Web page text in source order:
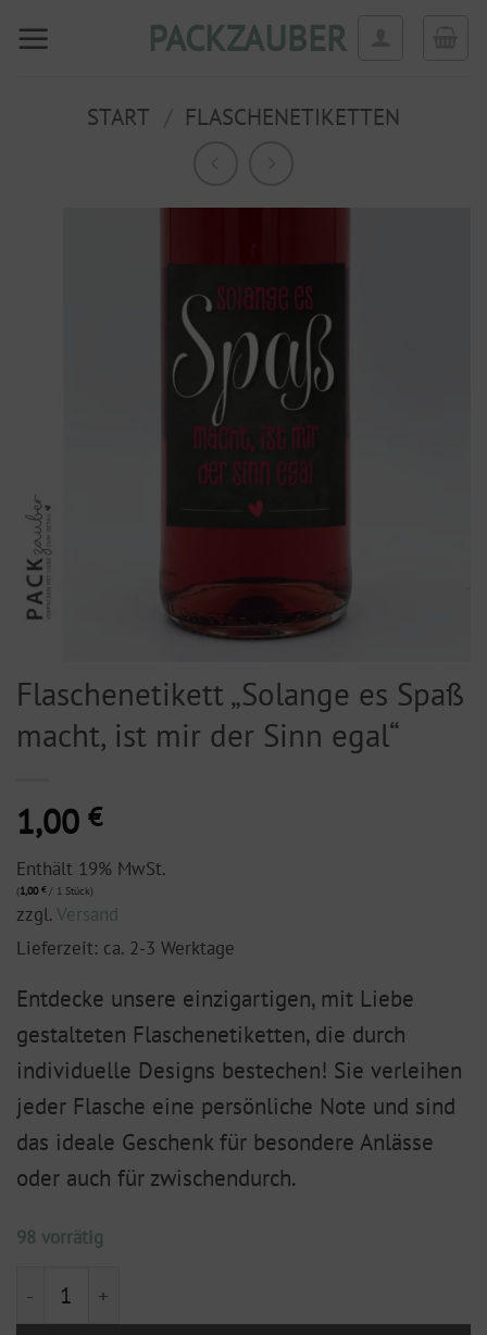
Inhalt
PACKZAUBER
START FLASCHENETIKETTEN
Flaschenetikett „Solange es Spaß
macht, ist mir der Sinn egal“
1,00 €
Enthält 19% MwSt.
(1,00 €/ 1 Stück)
zzgl.Versand
Lieferzeit: ca. 2-3 Werktage
Entdecke unsere einzigartigen, mit Liebe
gestalteten Flaschenetiketten, die durch
individuelle Designs bestechen! Sie verleihen
jeder Flasche eine persönliche Note und sind
das ideale Geschenk für besondere Anlässe
oder auch für zwischendurch.
98 vorrätig
Flaschenetikett "Solange es Spaß macht, ist mir der